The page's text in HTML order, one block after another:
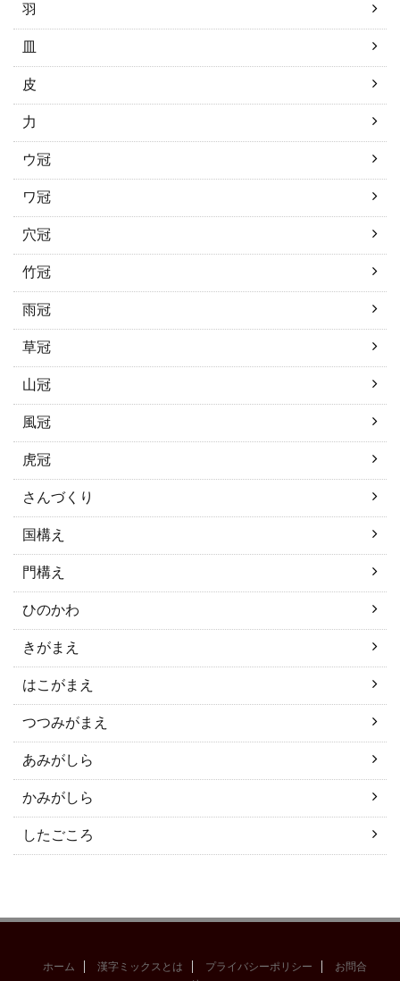
羽
皿
皮
力
ウ冠
ワ冠
穴冠
竹冠
雨冠
草冠
山冠
風冠
虎冠
さんづくり
国構え
門構え
ひのかわ
きがまえ
はこがまえ
つつみがまえ
あみがしら
かみがしら
したごころ
ホーム 漢字ミックスとは プライバシーポリシー
お問合